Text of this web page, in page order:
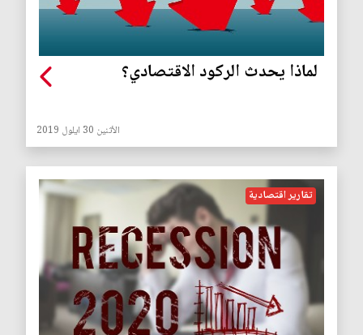
لماذا يحدث الركود الاقتصادي؟
الأثنين 30 ايلول 2019
تقارير اقتصادية